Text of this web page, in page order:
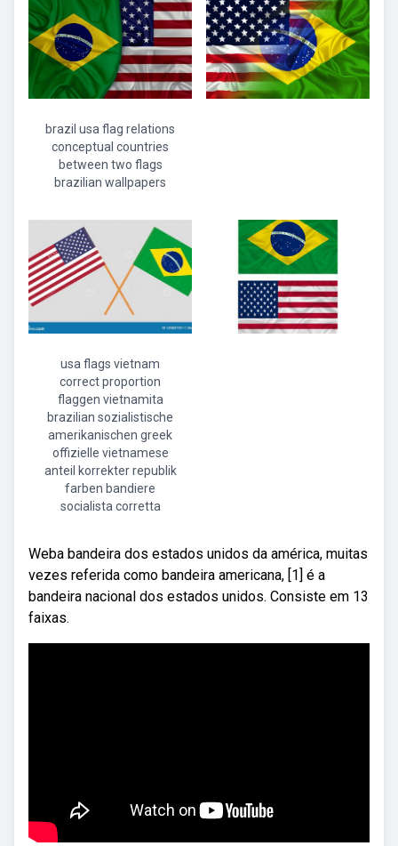
brazil usa flag relations
conceptual countries
between two flags
brazilian wallpapers
usa flags vietnam
correct proportion
flaggen vietnamita
brazilian sozialistische
amerikanischen greek
offizielle vietnamese
anteil korrekter republik
farben bandiere
socialista corretta
Weba bandeira dos estados unidos da américa, muitas
vezes referida como bandeira americana, [1] é a
bandeira nacional dos estados unidos. Consiste em 13
faixas.